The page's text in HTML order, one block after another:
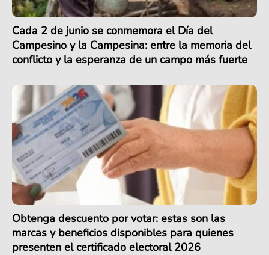
Cada 2 de junio se conmemora el Día del
Campesino y la Campesina: entre la memoria del
conflicto y la esperanza de un campo más fuerte
Obtenga descuento por votar: estas son las
marcas y beneficios disponibles para quienes
presenten el certificado electoral 2026